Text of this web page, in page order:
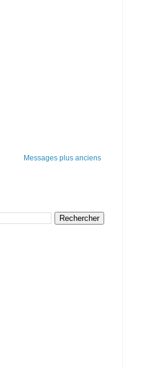
Messages plus anciens